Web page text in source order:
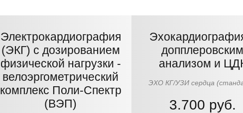
Электрокардиография
(ЭКГ) с дозированием
физической нагрузки -
велоэргометрический
комплекс Поли-Спектр
(ВЭП)
допплеровским
анализом и
ЭХО КГ/УЗИ сердца
3.700 руб.